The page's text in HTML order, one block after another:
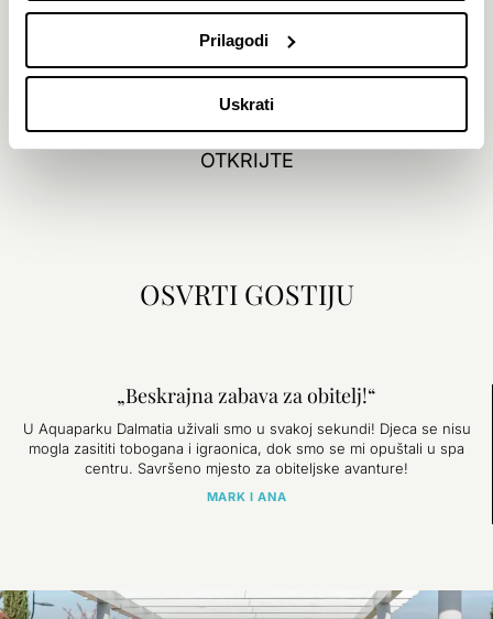
Prilagodi
Uskrati
USLUGE
Prepustite se avanturi na kišnoj tvrđavi, opustite se na lijenoj rijeci
na otvorenom, uživajte u umirujućim hidromasažnim bazenima te
se počastite finim zalogajima i osvježavajućim pićima iz bogate
OTKRIJTE
OSVRTI GOSTIJU
„Beskrajna zabava za obitelj!“
U Aquaparku Dalmatia uživali smo u svakoj sekundi! Djeca se nisu
mogla zasititi tobogana i igraonica, dok smo se mi opuštali u spa
centru. Savršeno mjesto za obiteljske avanture!
MARK I ANA